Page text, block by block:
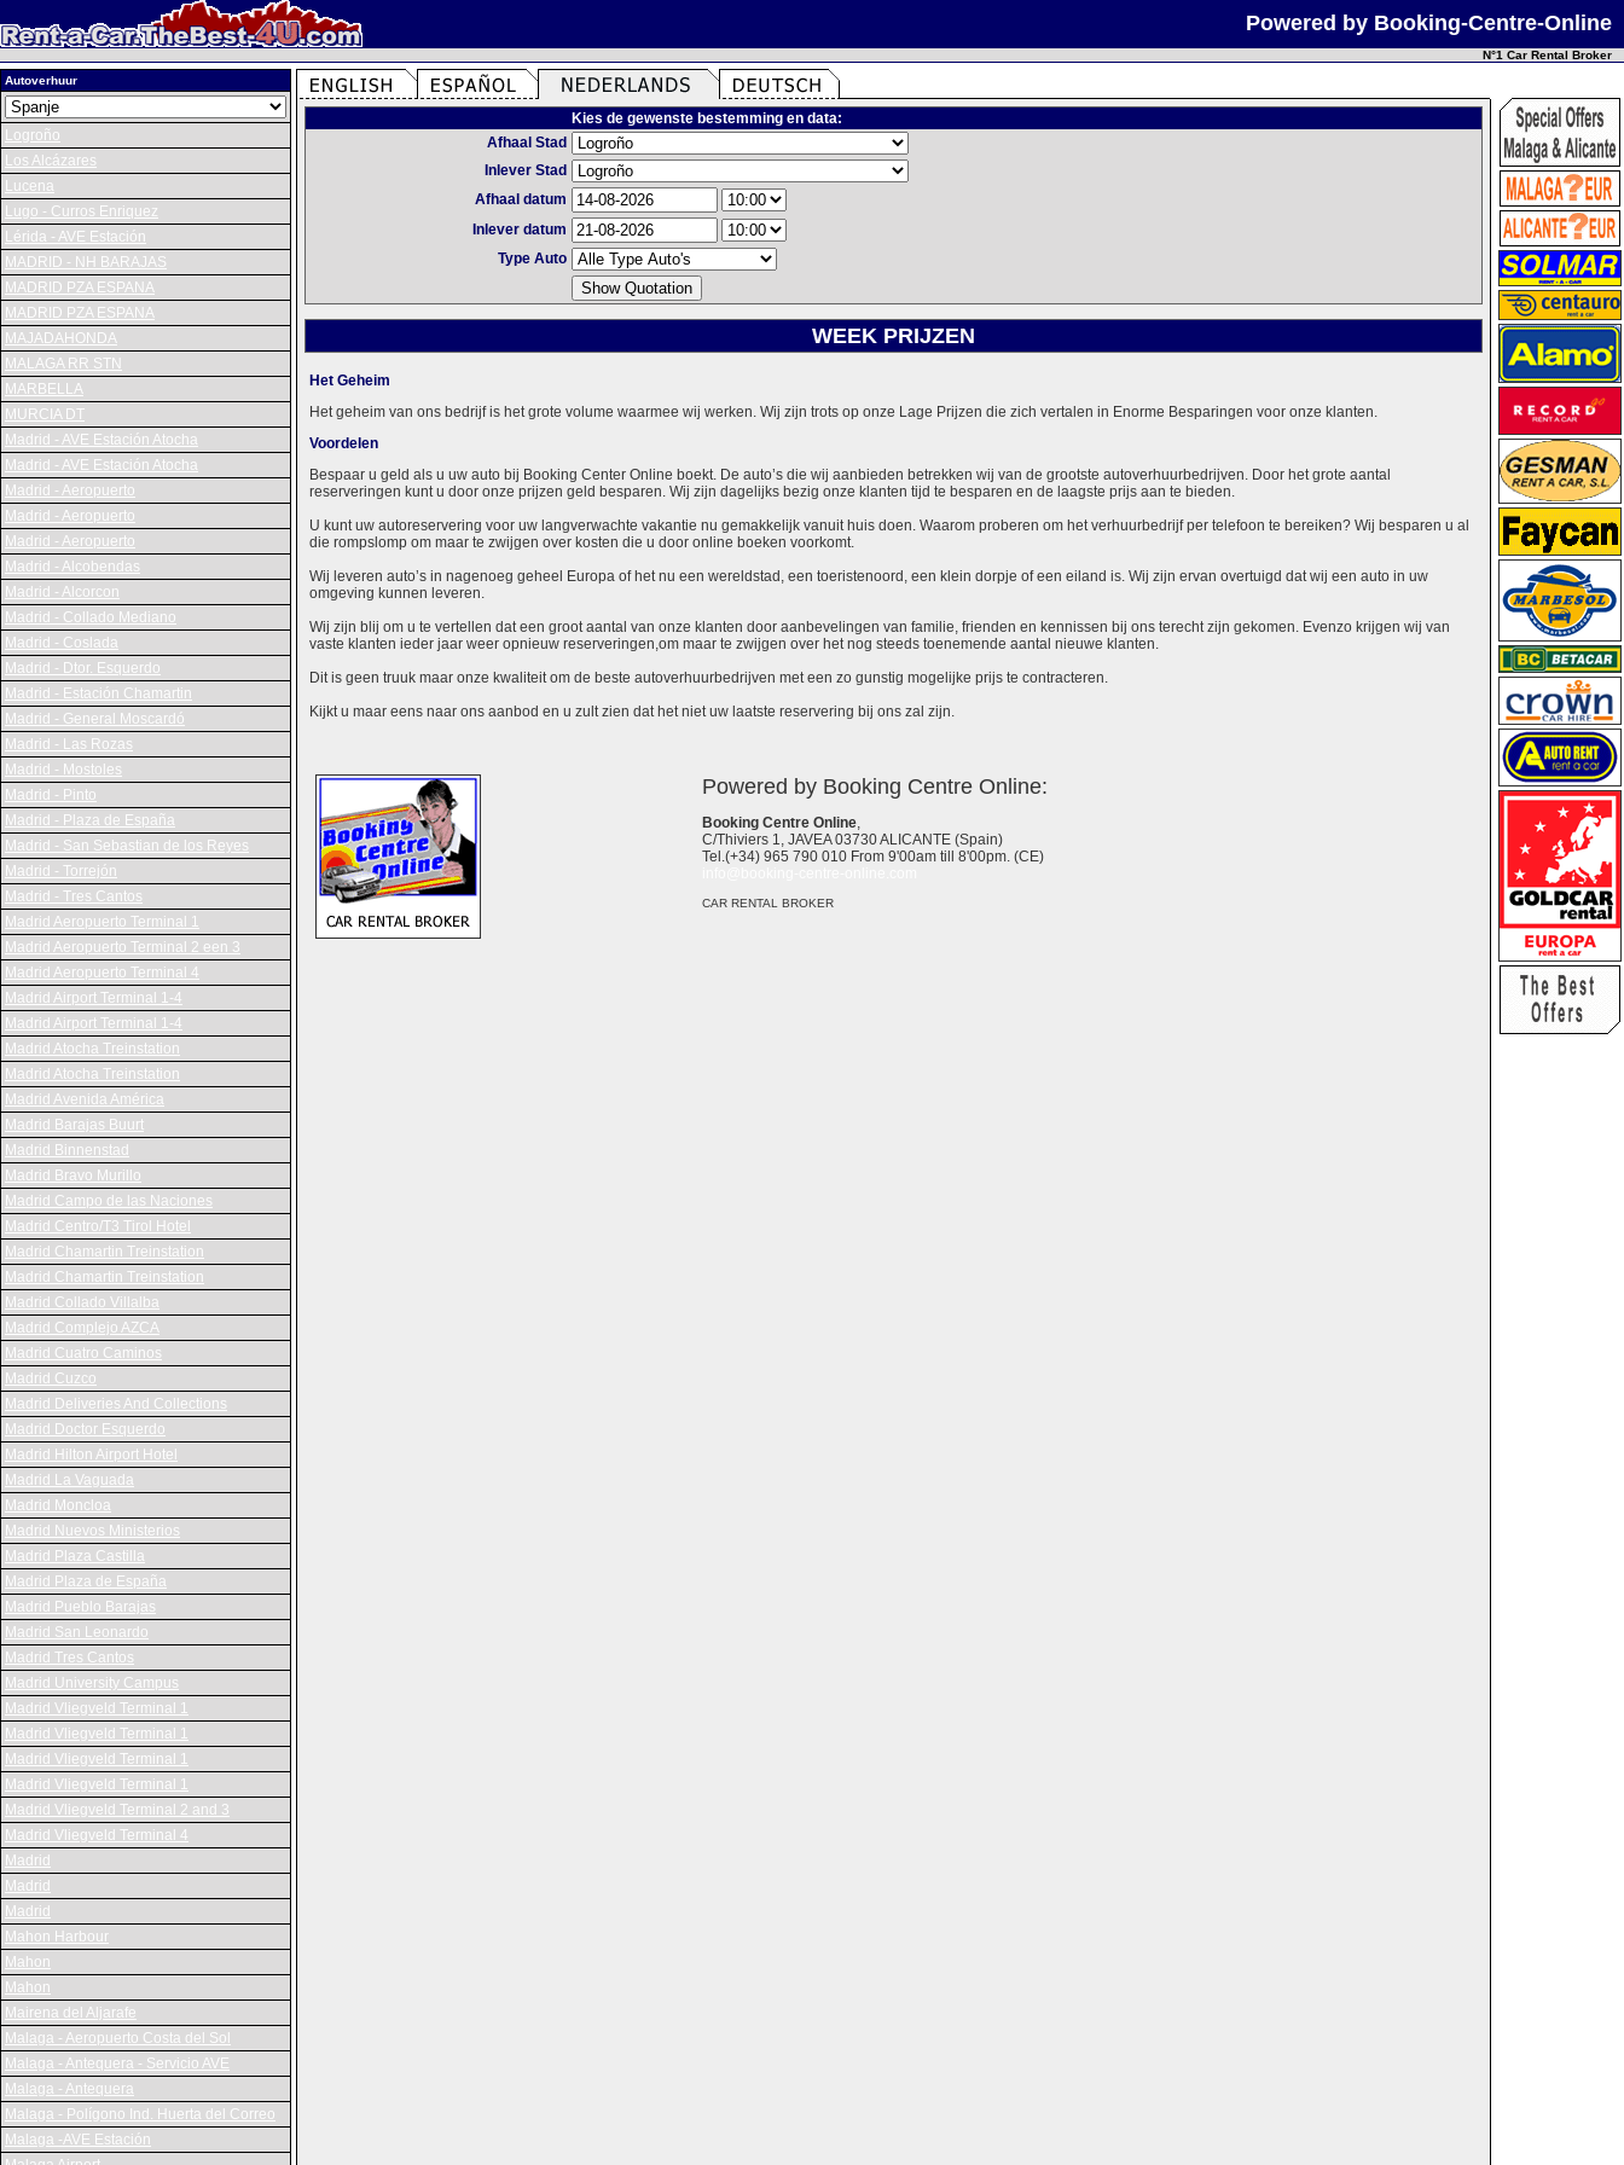
Powered by Booking-Centre-Online
N°1 Car Rental Broker
Autoverhuur
Logroño
Los Alcázares
Lucena
Lugo - Curros Enriquez
Lérida - AVE Estación
MADRID - NH BARAJAS
MADRID PZA ESPANA
MADRID PZA ESPANA
MAJADAHONDA
MALAGA RR STN
MARBELLA
MURCIA DT
Madrid - AVE Estación Atocha
Madrid - AVE Estación Atocha
Madrid - Aeropuerto
Madrid - Aeropuerto
Madrid - Aeropuerto
Madrid - Alcobendas
Madrid - Alcorcon
Madrid - Collado Mediano
Madrid - Coslada
Madrid - Dtor. Esquerdo
Madrid - Estación Chamartin
Madrid - General Moscardó
Madrid - Las Rozas
Madrid - Mostoles
Madrid - Pinto
Madrid - Plaza de España
Madrid - San Sebastian de los Reyes
Madrid - Torrejón
Madrid - Tres Cantos
Madrid Aeropuerto Terminal 1
Madrid Aeropuerto Terminal 2 een 3
Madrid Aeropuerto Terminal 4
Madrid Airport Terminal 1-4
Madrid Airport Terminal 1-4
Madrid Atocha Treinstation
Madrid Atocha Treinstation
Madrid Avenida América
Madrid Barajas Buurt
Madrid Binnenstad
Madrid Bravo Murillo
Madrid Campo de las Naciones
Madrid Centro/T3 Tirol Hotel
Madrid Chamartin Treinstation
Madrid Chamartin Treinstation
Madrid Collado Villalba
Madrid Complejo AZCA
Madrid Cuatro Caminos
Madrid Cuzco
Madrid Deliveries And Collections
Madrid Doctor Esquerdo
Madrid Hilton Airport Hotel
Madrid La Vaguada
Madrid Moncloa
Madrid Nuevos Ministerios
Madrid Plaza Castilla
Madrid Plaza de España
Madrid Pueblo Barajas
Madrid San Leonardo
Madrid Tres Cantos
Madrid University Campus
Madrid Vliegveld Terminal 1
Madrid Vliegveld Terminal 1
Madrid Vliegveld Terminal 1
Madrid Vliegveld Terminal 1
Madrid Vliegveld Terminal 2 and 3
Madrid Vliegveld Terminal 4
Madrid
Madrid
Madrid
Mahon Harbour
Mahon
Mahon
Mairena del Aljarafe
Malaga - Aeropuerto Costa del Sol
Malaga - Antequera - Servicio AVE
Malaga - Antequera
Malaga - Polígono Ind. Huerta del Correo
Malaga -AVE Estación
Kies de gewenste bestemming en data:
Afhaal Stad
Inlever Stad
Afhaal datum
Inlever datum
Type Auto
WEEK PRIJZEN
Het Geheim
Het geheim van ons bedrijf is het grote volume waarmee wij werken. Wij zijn trots op onze Lage Prijzen die zich vertalen in Enorme Besparingen voor onze klanten.
Voordelen
Bespaar u geld als u uw auto bij Booking Center Online boekt. De auto’s die wij aanbieden betrekken wij van de grootste autoverhuurbedrijven. Door het grote aantal
reserveringen kunt u door onze prijzen geld besparen. Wij zijn dagelijks bezig onze klanten tijd te besparen en de laagste prijs aan te bieden.
U kunt uw autoreservering voor uw langverwachte vakantie nu gemakkelijk vanuit huis doen. Waarom proberen om het verhuurbedrijf per telefoon te bereiken? Wij besparen u al
die rompslomp om maar te zwijgen over kosten die u door online boeken voorkomt.
Wij leveren auto’s in nagenoeg geheel Europa of het nu een wereldstad, een toeristenoord, een klein dorpje of een eiland is. Wij zijn ervan overtuigd dat wij een auto in uw
omgeving kunnen leveren.
Wij zijn blij om u te vertellen dat een groot aantal van onze klanten door aanbevelingen van familie, frienden en kennissen bij ons terecht zijn gekomen. Evenzo krijgen wij van
vaste klanten ieder jaar weer opnieuw reserveringen,om maar te zwijgen over het nog steeds toenemende aantal nieuwe klanten.
Dit is geen truuk maar onze kwaliteit om de beste autoverhuurbedrijven met een zo gunstig mogelijke prijs te contracteren.
Kijkt u maar eens naar ons aanbod en u zult zien dat het niet uw laatste reservering bij ons zal zijn.
Powered by Booking Centre Online:
Booking Centre Online,
C/Thiviers 1, JAVEA 03730 ALICANTE (Spain)
Tel.(+34) 965 790 010 From 9'00am till 8'00pm. (CE)
CAR RENTAL BROKER